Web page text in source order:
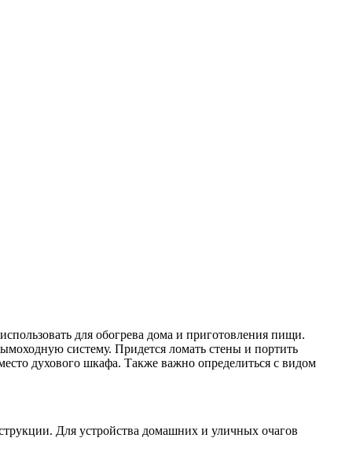
для обогрева дома и приготовления пищи.
систему. Придется ломать стены и портить
духового шкафа. Также важно определиться с видом
Для устройства домашних и уличных очагов